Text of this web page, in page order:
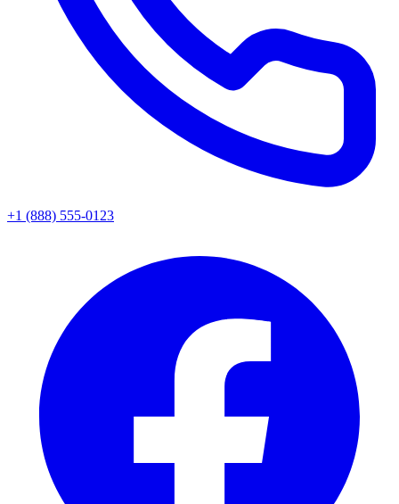
+1 (888) 555-0123